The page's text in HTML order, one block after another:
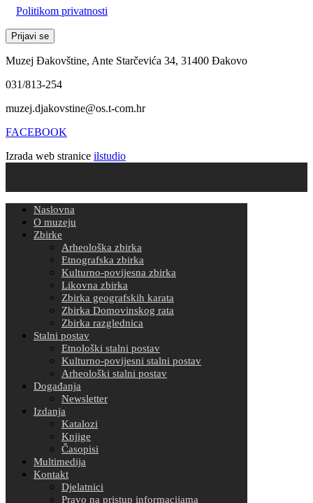
Politikom privatnosti
Muzej Đakovštine, Ante Starčevića 34, 31400 Đakovo
031/813-254
muzej.djakovstine@os.t-com.hr
FACEBOOK
Izrada web stranice ilstudio
Naslovna
O muzeju
Zbirke
Arheološka zbirka
Etnografska zbirka
Kulturno-povijesna zbirka
Likovna zbirka
Zbirka geografskih karata
Zbirka Domovinskog rata
Zbirka razglednica
Stalni postav
Etnološki stalni postav
Kulturno-povijesni stalni postav
Arheološki stalni postav
Događanja
Newsletter
Izdanja
Katalozi
Knjige
Časopisi
Multimedija
Kontakt
Djelatnici
Pravo na pristup informacijama